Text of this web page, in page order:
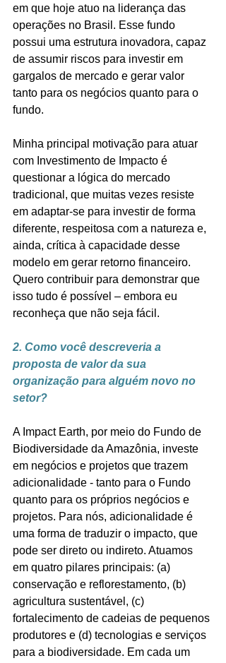
em que hoje atuo na liderança das
operações no Brasil. Esse fundo
possui uma estrutura inovadora, capaz
de assumir riscos para investir em
gargalos de mercado e gerar valor
tanto para os negócios quanto para o
fundo.
Minha principal motivação para atuar
com Investimento de Impacto é
questionar a lógica do mercado
tradicional, que muitas vezes resiste
em adaptar-se para investir de forma
diferente, respeitosa com a natureza e,
ainda, crítica à capacidade desse
modelo em gerar retorno financeiro.
Quero contribuir para demonstrar que
isso tudo é possível – embora eu
reconheça que não seja fácil.
2. Como você descreveria a
proposta de valor da sua
organização para alguém novo no
setor?
A Impact Earth, por meio do Fundo de
Biodiversidade da Amazônia, investe
em negócios e projetos que trazem
adicionalidade - tanto para o Fundo
quanto para os próprios negócios e
projetos. Para nós, adicionalidade é
uma forma de traduzir o impacto, que
pode ser direto ou indireto. Atuamos
em quatro pilares principais: (a)
conservação e reflorestamento, (b)
agricultura sustentável, (c)
fortalecimento de cadeias de pequenos
produtores e (d) tecnologias e serviços
para a biodiversidade. Em cada um